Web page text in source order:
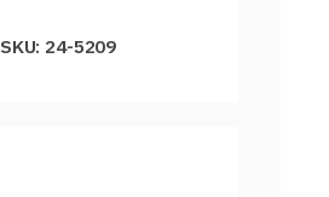
SKU: 24-5209